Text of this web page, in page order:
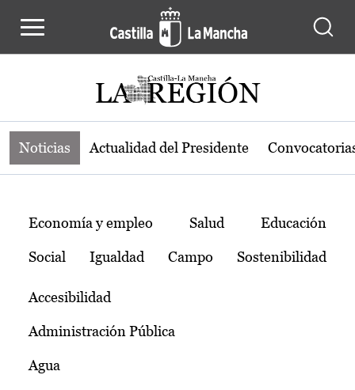
Noticias de la región de Castilla-La
Noticias Actualidad del Presidente
Temas
Economía y empleo Salud Educación
Social Igualdad Campo Sostenibilidad
Accesibilidad
Administración Pública
Agua